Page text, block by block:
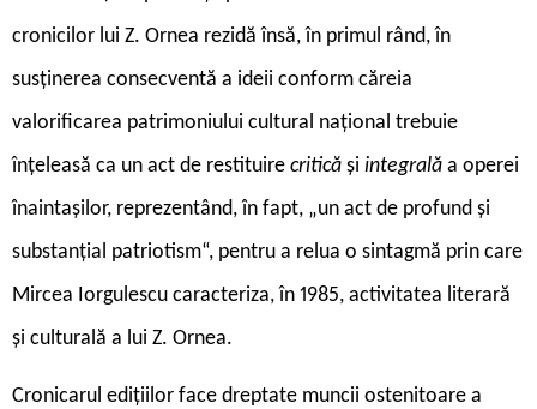
cronicilor lui Z. Ornea rezidă însă, în primul rând, în
susținerea consecventă a ideii conform căreia
valorificarea patrimoniului cultural național trebuie
înțeleasă ca un act de restituire critică și integrală a operei
înaintașilor, reprezentând, în fapt, „un act de profund și
substanțial patriotism“, pentru a relua o sintagmă prin care
Mircea Iorgulescu caracteriza, în 1985, activitatea literară
și culturală a lui Z. Ornea.
Cronicarul edițiilor face dreptate muncii ostenitoare a